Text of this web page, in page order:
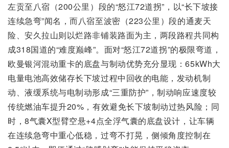
左贡至八宿（200公里）段的“怒江72道拐”，以“长下坡接
连续急弯”闻名，而八宿至波密（223公里）段的通麦天
险、安久拉山则以烂路非铺装路面为主，两段路程共同构
成318国道的“难度巅峰”。面对“怒江72道拐”的极限弯道，
欧曼银河混动重卡的底盘与制动优势充分显现：65kWh大
电量电池高效储存长下坡过程中回收的电能，发动机制
动、液缓系统与电制动形成“三重防护”，制动响应速度较
传统燃油车提升20%，有效避免长下坡制动过热风险；同
时，8气囊X型臂空悬+4点全浮气囊的底盘设计，让车辆
在连续急弯中重心低稳，过弯不打晃，侧倾角度控制在